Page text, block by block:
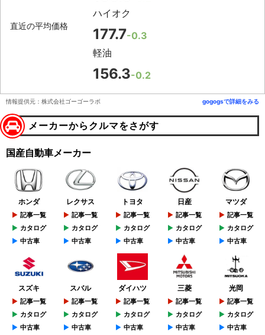
直近の平均価格
ハイオク
177.7-0.3
軽油
156.3-0.2
情報提供元：株式会社ゴーゴーラボ gogogsで詳細をみる
メーカーからクルマをさがす
国産自動車メーカー
ホンダ
記事一覧
カタログ
中古車
レクサス
記事一覧
カタログ
中古車
トヨタ
記事一覧
カタログ
中古車
日産
記事一覧
カタログ
中古車
マツダ
記事一覧
カタログ
中古車
スズキ
記事一覧
カタログ
中古車
スバル
記事一覧
カタログ
中古車
ダイハツ
記事一覧
カタログ
中古車
三菱
記事一覧
カタログ
中古車
光岡
記事一覧
カタログ
中古車